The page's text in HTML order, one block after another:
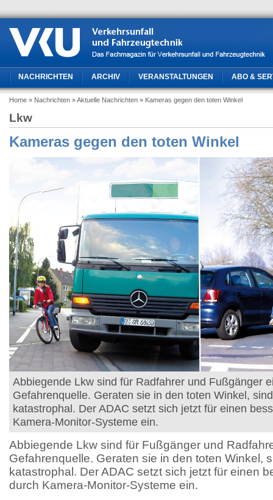
NACHRICHTEN ARCHIV VERANSTALTUNGEN ABO &
Home » Nachrichten » Aktuelle Nachrichten » Kameras gegen den toten Winkel
Lkw
Kameras gegen den toten Winkel
Abbiegende Lkw sind für Radfahrer und Fußgänger
Gefahrenquelle. Geraten sie in den toten Winkel,
katastrophal. Der ADAC setzt sich jetzt für einen
Kamera-Monitor-Systeme ein.
Abbiegende Lkw sind für Fußgänger und
Gefahrenquelle. Geraten sie in den toten Winkel,
katastrophal. Der ADAC setzt sich jetzt für einen
durch Kamera-Monitor-Systeme ein.